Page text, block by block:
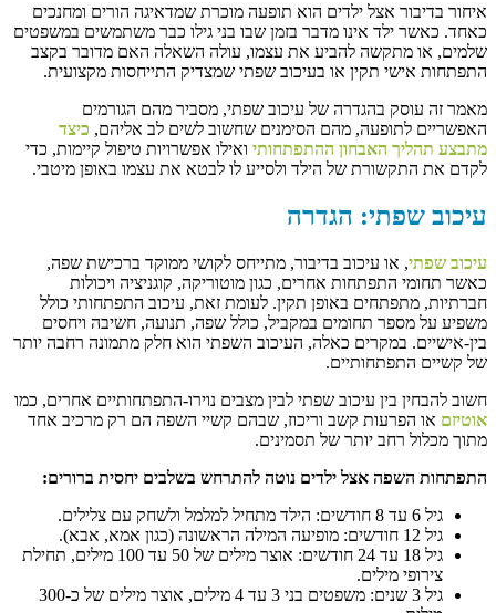
איחור בדיבור אצל ילדים הוא תופעה מוכרת שמדאיגה הורים ומחנכים
כאחד. כאשר ילד אינו מדבר בזמן שבו בני גילו כבר משתמשים במשפטים
שלמים, או מתקשה להביע את עצמו, עולה השאלה האם מדובר בקצב
התפתחות אישי תקין או בעיכוב שפתי שמצדיק התייחסות מקצועית.
מאמר זה עוסק בהגדרה של עיכוב שפתי, מסביר מהם הגורמים
האפשריים לתופעה, מהם הסימנים שחשוב לשים לב אליהם, כיצד
מתבצע תהליך האבחון ההתפתחותי ואילו אפשרויות טיפול קיימות, כדי
לקדם את התקשורת של הילד ולסייע לו לבטא את עצמו באופן מיטבי.
עיכוב שפתי: הגדרה
עיכוב שפתי, או עיכוב בדיבור, מתייחס לקושי ממוקד ברכישת שפה,
כאשר תחומי התפתחות אחרים, כגון מוטוריקה, קוגניציה ויכולות
חברתיות, מתפתחים באופן תקין. לעומת זאת, עיכוב התפתחותי כולל
משפיע על מספר תחומים במקביל, כולל שפה, תנועה, חשיבה ויחסים
בין-אישיים. במקרים כאלה, העיכוב השפתי הוא חלק מתמונה רחבה יותר
של קשיים התפתחותיים.
חשוב להבחין בין עיכוב שפתי לבין מצבים נוירו-התפתחותיים אחרים, כמו
אוטיזם או הפרעות קשב וריכוז, שבהם קשיי השפה הם רק מרכיב אחד
מתוך מכלול רחב יותר של תסמינים.
התפתחות השפה אצל ילדים נוטה להתרחש בשלבים יחסית ברורים:
גיל 6 עד 8 חודשים: הילד מתחיל למלמל ולשחק עם צלילים.
גיל 12 חודשים: מופיעה המילה הראשונה (כגון אמא, אבא).
גיל 18 עד 24 חודשים: אוצר מילים של 50 עד 100 מילים, תחילת
צירופי מילים.
גיל 3 שנים: משפטים בני 3 עד 4 מילים, אוצר מילים של כ-300